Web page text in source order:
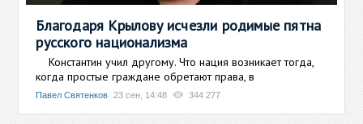
Благодаря Крылову исчезли родимые пятна
русского национализма
Константин учил другому. Что нация возникает тогда,
когда простые граждане обретают права, в
Павел Святенков 23 сен, 14:48 344 277